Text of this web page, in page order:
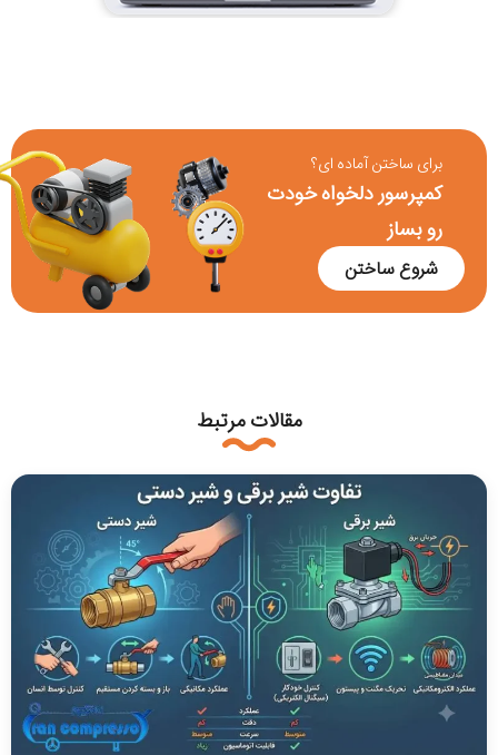
برای ساختن آماده ای؟
کمپرسور دلخواه خودت
رو بساز
شروع ساختن
مقالات مرتبط